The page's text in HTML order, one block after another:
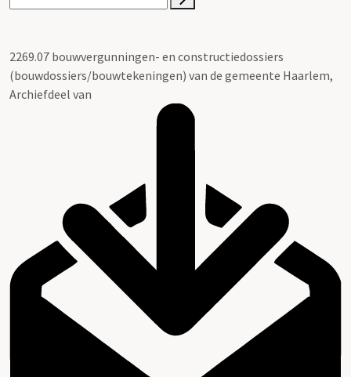
2269.07 bouwvergunningen- en constructiedossiers
(bouwdossiers/bouwtekeningen) van de gemeente Haarlem,
Archiefdeel van